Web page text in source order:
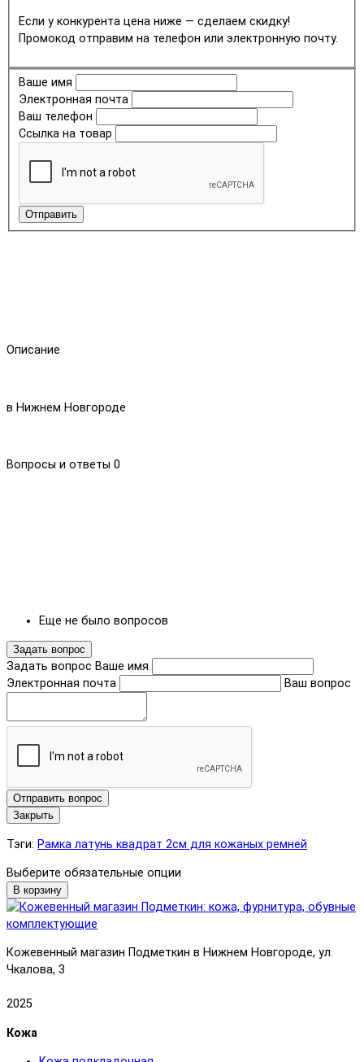
Если у конкурента цена ниже — сделаем скидку!
Промокод отправим на телефон или электронную почту.
Ваше имя
Электронная почта
Ваш телефон
Ссылка на товар
Отправить
Описание
в Нижнем Новгороде
Вопросы и ответы 0
Еще не было вопросов
Задать вопрос
Задать вопрос Ваше имя
Электронная почта
Ваш вопрос
Отправить вопрос
Закрыть
Тэги: Рамка латунь квадрат 2см для кожаных ремней
Выберите обязательные опции
В корзину
Кожевенный магазин Подметкин в Нижнем Новгороде, ул.
Чкалова, 3
2025
Кожа